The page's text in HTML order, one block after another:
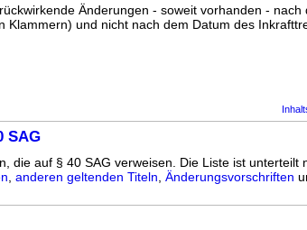
Änderungen - soweit vorhanden -
Klammern) und nicht nach dem Datum des
SAG
die auf § 40 SAG verweisen. Die Liste ist unterteilt
anderen geltenden Titeln Änderungsvorschriften